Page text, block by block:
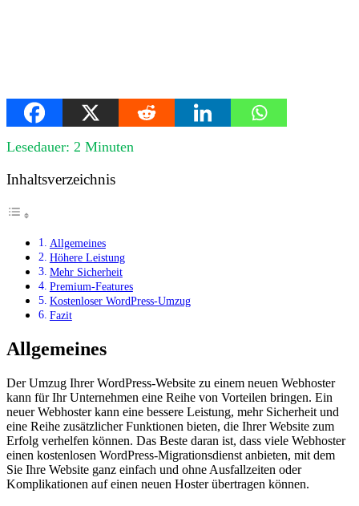
Lesedauer: 2 Minuten
Inhaltsverzeichnis
Allgemeines
Höhere Leistung
Mehr Sicherheit
Premium-Features
Kostenloser WordPress-Umzug
Fazit
Allgemeines
Der Umzug Ihrer WordPress-Website zu einem neuen Webhoster
kann für Ihr Unternehmen eine Reihe von Vorteilen bringen. Ein
neuer Webhoster kann eine bessere Leistung, mehr Sicherheit und
eine Reihe zusätzlicher Funktionen bieten, die Ihrer Website zum
Erfolg verhelfen können. Das Beste daran ist, dass viele Webhoster
einen kostenlosen WordPress-Migrationsdienst anbieten, mit dem
Sie Ihre Website ganz einfach und ohne Ausfallzeiten oder
Komplikationen auf einen neuen Hoster übertragen können.